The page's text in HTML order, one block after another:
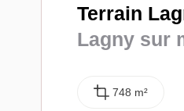
Terrain
Lagny sur
748 m²